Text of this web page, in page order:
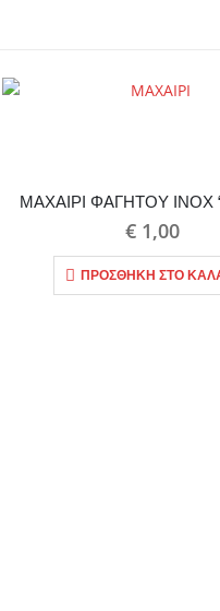
ΜΑΧΑΙΡΙ ΦΑΓΗΤΟΥ INOX
€1,00
ΠΡΟΣΘΉΚΗ ΣΤΟ